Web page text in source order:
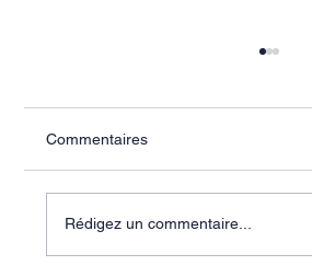
Commentaires
Rédigez un commentaire...